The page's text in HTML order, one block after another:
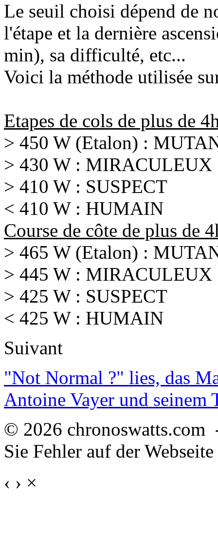
Le seuil choisi dépend de
l'étape et la dernière
min), sa difficulté, etc...
Voici la méthode utilisée
Etapes de cols de plus de
> 450 W (Etalon) :
> 430 W : MIRACULEUX
> 410 W : SUSPECT
< 410 W : HUMAIN
Course de côte de plus de
> 465 W (Etalon) :
> 445 W : MIRACULEUX
> 425 W : SUSPECT
< 425 W : HUMAIN
Suivant
"Not Normal ?" lies, das
Antoine Vayer und seinem
© 2026
Sie Fehler auf der
‹ › ×